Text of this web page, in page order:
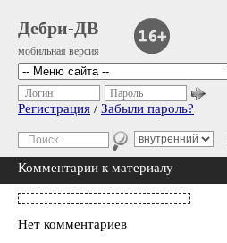
Дебри-ДВ
мобильная версия
Логин Пароль
Регистрация / Забыли пароль?
Комментарии к материалу
Нет комментариев